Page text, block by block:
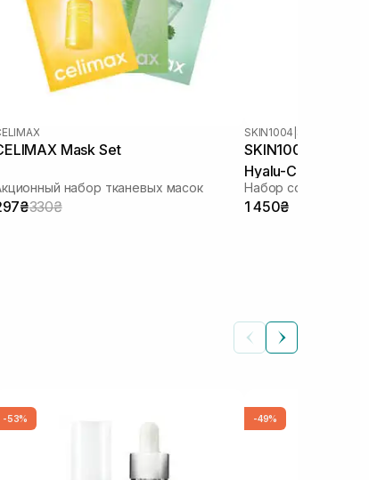
Mask Set
набор тканевых масок
330₴
SKIN1004
SKIN1004
Hyalu-Cica Water-
1 450₴
-53% -49%